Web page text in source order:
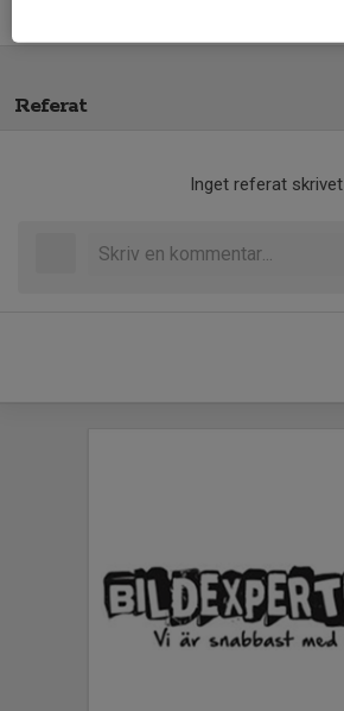
Referat
Inget referat skrivet